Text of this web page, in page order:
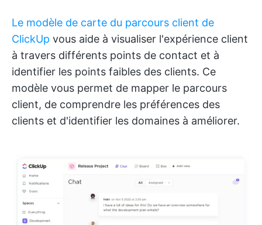
Le modèle de carte du parcours client de
ClickUp vous aide à visualiser l'expérience client
à travers différents points de contact et à
identifier les points faibles des clients. Ce
modèle vous permet de mapper le parcours
client, de comprendre les préférences des
clients et d'identifier les domaines à améliorer.